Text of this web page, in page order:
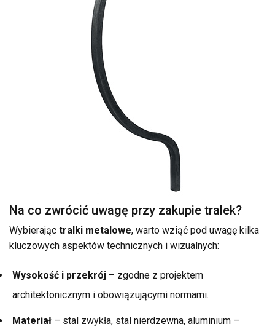
Na co zwrócić uwagę przy zakupie tralek?
Wybierając tralki metalowe, warto wziąć pod uwagę kilka
kluczowych aspektów technicznych i wizualnych:
Wysokość i przekrój – zgodne z projektem
architektonicznym i obowiązującymi normami.
Materiał – stal zwykła, stal nierdzewna, aluminium –